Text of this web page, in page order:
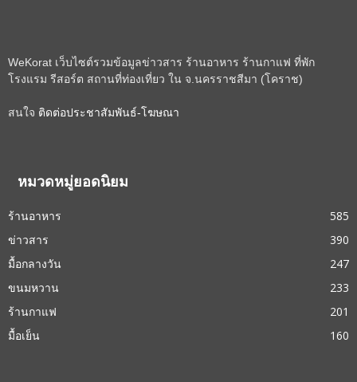
WeKorat เว็บไซต์รวมข้อมูลข่าวสาร ร้านอาหาร ร้านกาแฟ ที่พัก
โรงแรม รีสอร์ต สถานที่ท่องเที่ยว ใน จ.นครราชสีมา (โคราช)
สนใจ ติดต่อประชาสัมพันธ์-โฆษณา
หมวดหมู่ยอดนิยม
ร้านอาหาร
585
ข่าวสาร
390
มื้อกลางวัน
247
ขนมหวาน
233
ร้านกาแฟ
201
มื้อเย็น
160